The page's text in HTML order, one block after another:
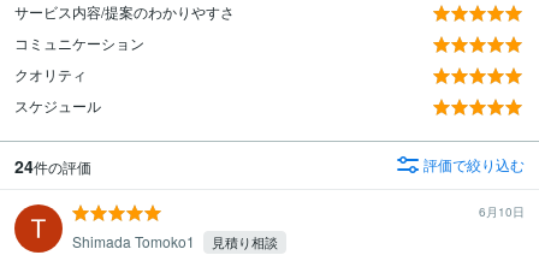
サービス内容/提案のわかりやすさ
コミュニケーション
クオリティ
スケジュール
24件の評価 評価で絞り込む
6月10日
Shimada Tomoko1 見積り相談